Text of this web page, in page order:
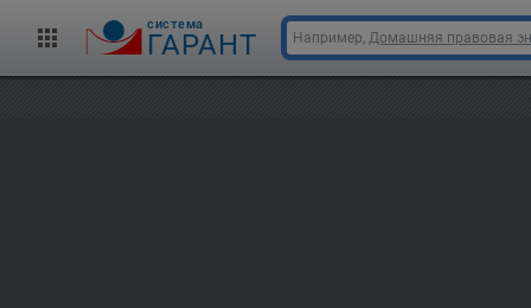
cистема
ГАРАНТ Например, Домашняя правовая